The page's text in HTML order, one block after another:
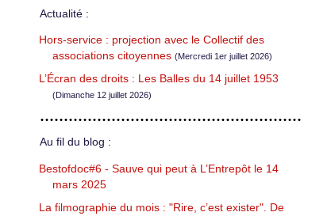
Actualité :
Hors-service : projection avec le Collectif des
associations citoyennes (Mercredi 1er juillet 2026)
L’Écran des droits : Les Balles du 14 juillet 1953
(Dimanche 12 juillet 2026)
Au fil du blog :
Bestofdoc#6 - Sauve qui peut à L’Entrepôt le 14
mars 2025
La filmographie du mois : "Rire, c’est exister". De